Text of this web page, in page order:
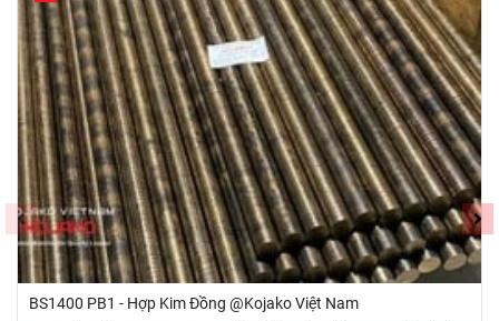
BS1400 PB1 - Hợp Kim Đồng @Kojako Việt Nam